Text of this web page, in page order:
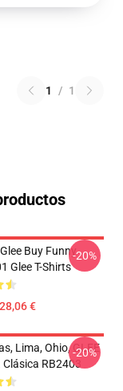
1 / 1
Buy Funny
Glee T-Shirts
€
-20%
Lima, Ohio, GLEE
RB2403
-20%